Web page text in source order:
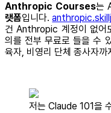
Anthropic Courses는
랫폼입니다.
건 Anthropic 계정이 없어
의를 전부 무료로 들을 수
육자, 비영리 단체 종사자
저는 Claude 101을